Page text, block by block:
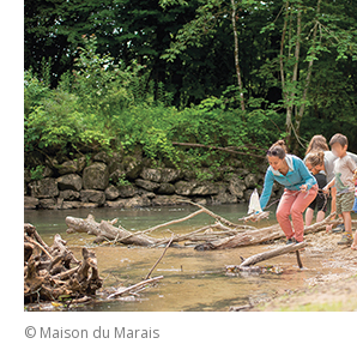
© Maison du Marais